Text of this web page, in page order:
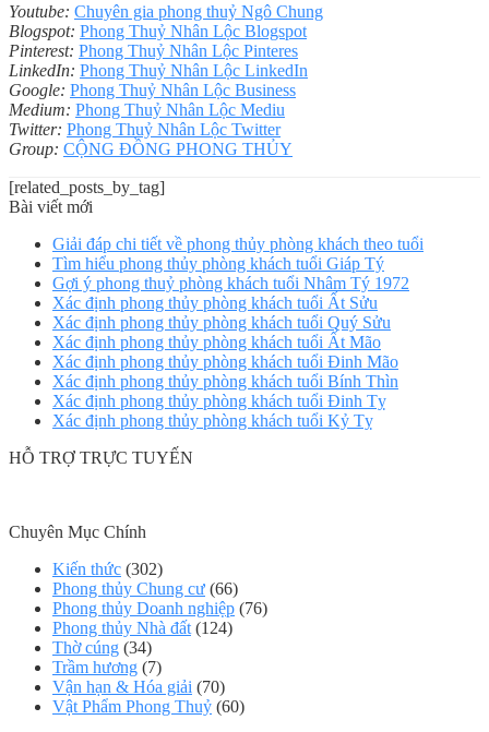
Youtube: Chuyên gia phong thuỷ Ngô Chung
Blogspot: Phong Thuỷ Nhân Lộc Blogspot
Pinterest: Phong Thuỷ Nhân Lộc Pinteres
LinkedIn: Phong Thuỷ Nhân Lộc LinkedIn
Google: Phong Thuỷ Nhân Lộc Business
Medium: Phong Thuỷ Nhân Lộc Mediu
Twitter: Phong Thuỷ Nhân Lộc Twitter
Group: CỘNG ĐỒNG PHONG THỦY
[related_posts_by_tag]
Bài viết mới
Giải đáp chi tiết về phong thủy phòng khách theo tuổi
Tìm hiểu phong thủy phòng khách tuổi Giáp Tý
Gợi ý phong thuỷ phòng khách tuổi Nhâm Tý 1972
Xác định phong thủy phòng khách tuổi Ất Sửu
Xác định phong thủy phòng khách tuổi Quý Sửu
Xác định phong thủy phòng khách tuổi Ất Mão
Xác định phong thủy phòng khách tuổi Đinh Mão
Xác định phong thủy phòng khách tuổi Bính Thìn
Xác định phong thủy phòng khách tuổi Đinh Tỵ
Xác định phong thủy phòng khách tuổi Kỷ Tỵ
HỖ TRỢ TRỰC TUYẾN
Chuyên Mục Chính
Kiến thức (302)
Phong thủy Chung cư (66)
Phong thủy Doanh nghiệp (76)
Phong thủy Nhà đất (124)
Thờ cúng (34)
Trầm hương (7)
Vận hạn & Hóa giải (70)
Vật Phẩm Phong Thuỷ (60)